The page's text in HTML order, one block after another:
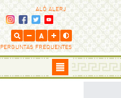
ALÔ ALERJ
PERGUNTAS FREQUENTES